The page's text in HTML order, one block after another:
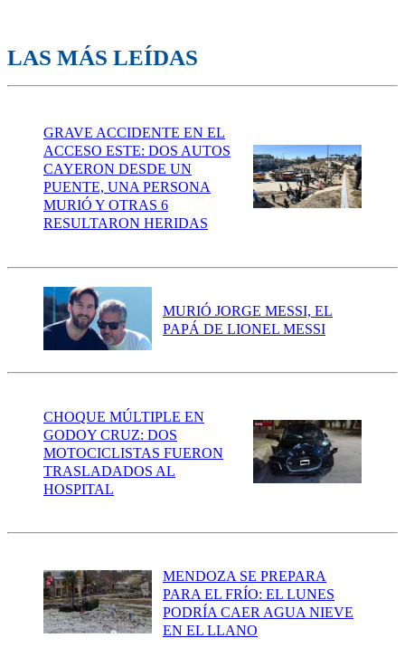
LAS MÁS LEÍDAS
GRAVE ACCIDENTE EN EL
ACCESO ESTE: DOS AUTOS
CAYERON DESDE UN
PUENTE, UNA PERSONA
MURIÓ Y OTRAS 6
RESULTARON HERIDAS
MURIÓ JORGE MESSI, EL
PAPÁ DE LIONEL MESSI
CHOQUE MÚLTIPLE EN
GODOY CRUZ: DOS
MOTOCICLISTAS FUERON
TRASLADADOS AL
HOSPITAL
MENDOZA SE PREPARA
PARA EL FRÍO: EL LUNES
PODRÍA CAER AGUA NIEVE
EN EL LLANO